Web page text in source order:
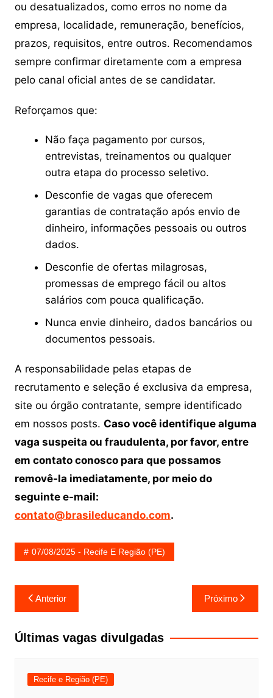
ou desatualizados, como erros no nome da
empresa, localidade, remuneração, benefícios,
prazos, requisitos, entre outros. Recomendamos
sempre confirmar diretamente com a empresa
pelo canal oficial antes de se candidatar.
Reforçamos que:
Não faça pagamento por cursos,
entrevistas, treinamentos ou qualquer
outra etapa do processo seletivo.
Desconfie de vagas que oferecem
garantias de contratação após envio de
dinheiro, informações pessoais ou outros
dados.
Desconfie de ofertas milagrosas,
promessas de emprego fácil ou altos
salários com pouca qualificação.
Nunca envie dinheiro, dados bancários ou
documentos pessoais.
A responsabilidade pelas etapas de
recrutamento e seleção é exclusiva da empresa,
site ou órgão contratante, sempre identificado
em nossos posts. Caso você identifique alguma
vaga suspeita ou fraudulenta, por favor, entre
em contato conosco para que possamos
removê-la imediatamente, por meio do
seguinte e-mail:
contato@brasileducando.com.
07/08/2025 - Recife E Região (PE)
Navegação
de
Post
Anterior Próximo
Últimas vagas divulgadas
Recife e Região (PE)